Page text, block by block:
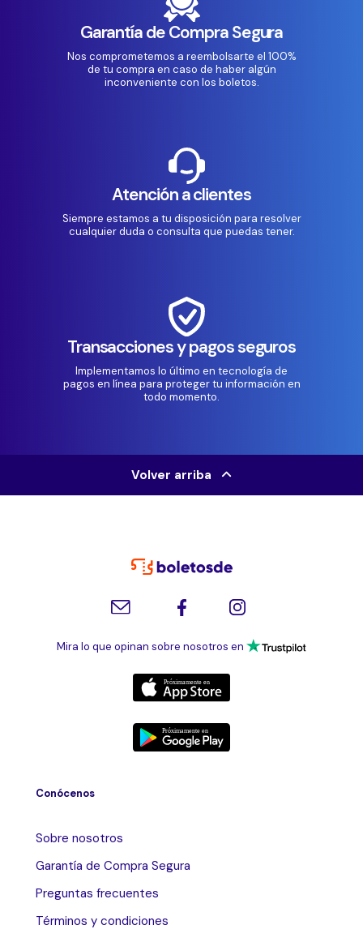
Garantía de Compra Segura
Nos comprometemos a reembolsarte el 100%
de tu compra en caso de haber algún
inconveniente con los boletos.
Atención a clientes
Siempre estamos a tu disposición para resolver
cualquier duda o consulta que puedas tener.
Transacciones y pagos seguros
Implementamos lo último en tecnología de
pagos en línea para proteger tu información en
todo momento.
Volver arriba
Mira lo que opinan sobre nosotros en
Conócenos
Sobre nosotros
Garantía de Compra Segura
Preguntas frecuentes
Términos y condiciones